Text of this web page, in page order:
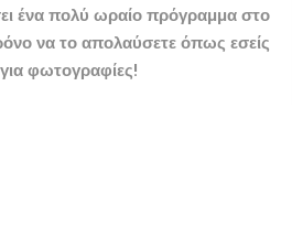
ένα πολύ ωραίο πρόγραμμα στο
να το απολαύσετε όπως εσείς
φωτογραφίες!